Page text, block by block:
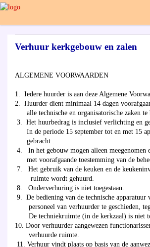
Verhuur kerkgebouw en zalen
ALGEMENE VOORWAARDEN
1. Iedere huurder is aan deze Algemene
2. Huurder dient minimaal 14 dagen
alle technische en organisatorische zaken te
3. Het huurbedrag is inclusief verlichting en
In de periode 15 september tot en met 15
gebracht .
4. In het gebouw mogen alleen
met voorafgaande toestemming van de
7. Het gebruik van de keuken en de
ruimte wordt gehuurd.
8. Onderverhuring is niet toegestaan.
9. De bediening van de technische
personeel van verhuurder te geschieden,
De techniekruimte (in de kerkzaal) is niet
10. Door verhuurder aangewezen
verhuurde ruimte.
11. Verhuur vindt plaats op basis van de